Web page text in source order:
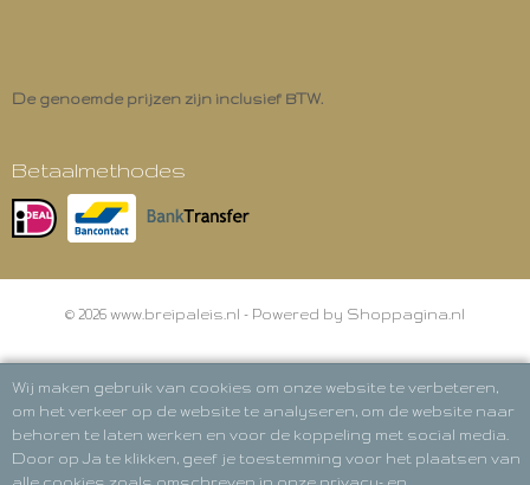
De genoemde prijzen zijn inclusief BTW.
Betaalmethodes
© 2026 www.breipaleis.nl - Powered by Shoppagina.nl
Wij maken gebruik van cookies om onze website te verbeteren,
om het verkeer op de website te analyseren, om de website naar
behoren te laten werken en voor de koppeling met social media.
Door op Ja te klikken, geef je toestemming voor het plaatsen van